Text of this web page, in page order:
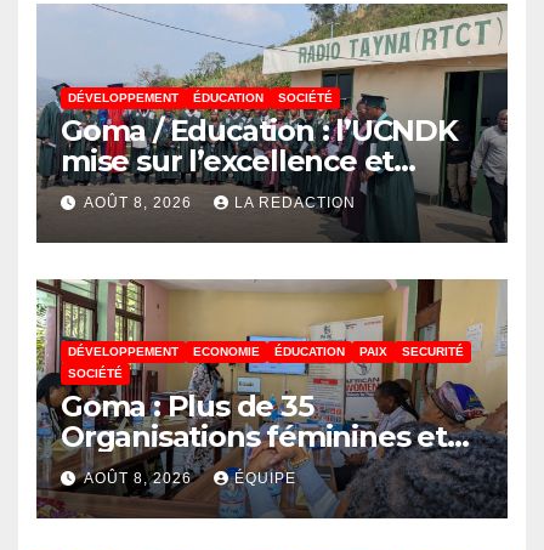
DÉVELOPPEMENT ÉDUCATION SOCIÉTÉ
Goma / Education : l’UCNDK
mise sur l’excellence et
l’employabilité des jeunes
AOÛT 8, 2026 LA REDACTION
DÉVELOPPEMENT ECONOMIE ÉDUCATION PAIX
SECURITÉ
SOCIÉTÉ
Goma : Plus de 35
Organisations féminines et
associations des jeunes
réunies pour parler paix
AOÛT 8, 2026 ÉQUIPE